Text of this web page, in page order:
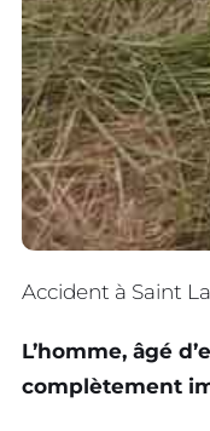
Accident à Saint
L’homme, âgé
complètement